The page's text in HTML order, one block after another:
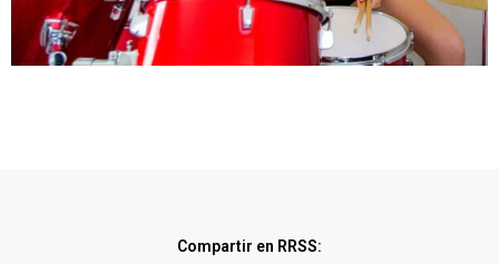
Compartir en RRSS: